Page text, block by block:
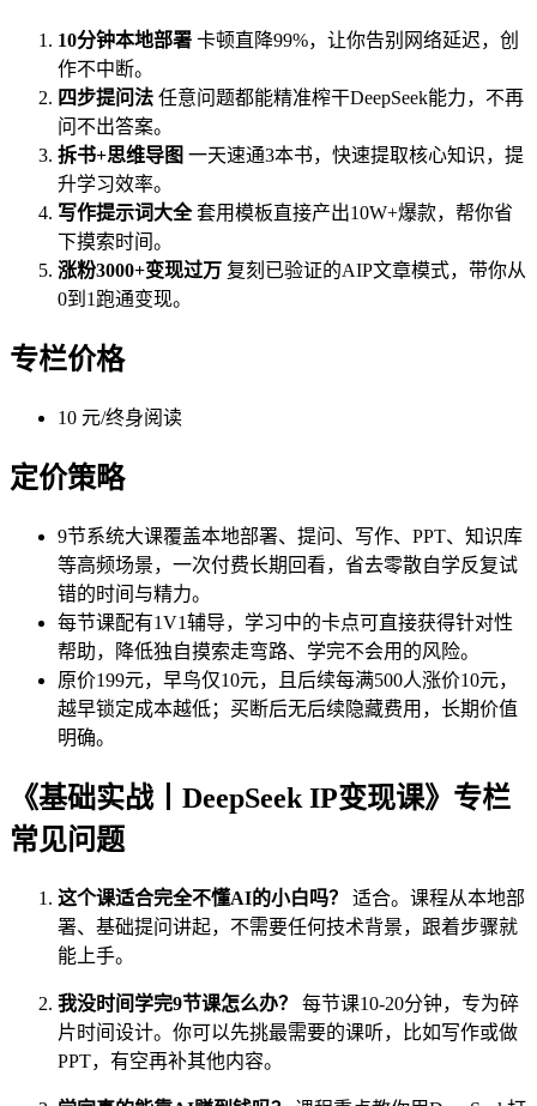
10分钟本地部署 卡顿直降99%，让你告别网络延迟，创
作不中断。
四步提问法 任意问题都能精准榨干DeepSeek能力，不再
问不出答案。
拆书+思维导图 一天速通3本书，快速提取核心知识，提
升学习效率。
写作提示词大全套用模板直接产出10W+爆款，帮你省
下摸索时间。
涨粉3000+变现过万 复刻已验证的AIP文章模式，带你从
0到1跑通变现。
专栏价格
10 元/终身阅读
定价策略
9节系统大课覆盖本地部署、提问、写作、PPT、知识库
等高频场景，一次付费长期回看，省去零散自学反复试
错的时间与精力。
每节课配有1V1辅导，学习中的卡点可直接获得针对性
帮助，降低独自摸索走弯路、学完不会用的风险。
原价199元，早鸟仅10元，且后续每满500人涨价10元，
越早锁定成本越低；买断后无后续隐藏费用，长期价值
明确。
《基础实战丨DeepSeek IP变现课》专栏
常见问题
这个课适合完全不懂AI的小白吗？
适合。课程从本地部
署、基础提问讲起，不需要任何技术背景，跟着步骤就
能上手。
我没时间学完9节课怎么办？
每节课10-20分钟，专为碎
片时间设计。你可以先挑最需要的课听，比如写作或做
PPT，有空再补其他内容。